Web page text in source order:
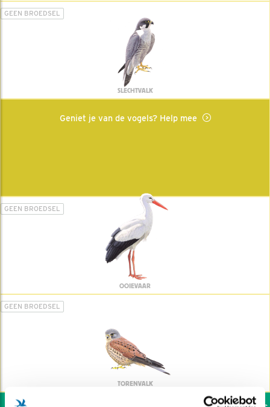
GEEN BROEDSEL
SLECHTVALK
Geniet je van de vogels? Help mee
GEEN BROEDSEL
OOIEVAAR
GEEN BROEDSEL
TORENVALK